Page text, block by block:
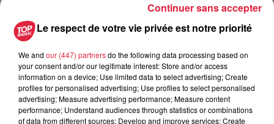
Louis Albi au micro de Top Music / @AM
Le respect de votre vie privée est notre priorité
We and our (447) partnersdo the following data processing based on
your consent and/or our legitimate interest: Store and/or access
information on a device; Use limited data to select advertising; Create
profiles for personalised advertising; Use profiles to select personalised
advertising; Measure advertising performance; Measure content
performance; Understand audiences through statistics or combinations
of data from different sources; Develop and improve services; Create
Continuer sans accepter